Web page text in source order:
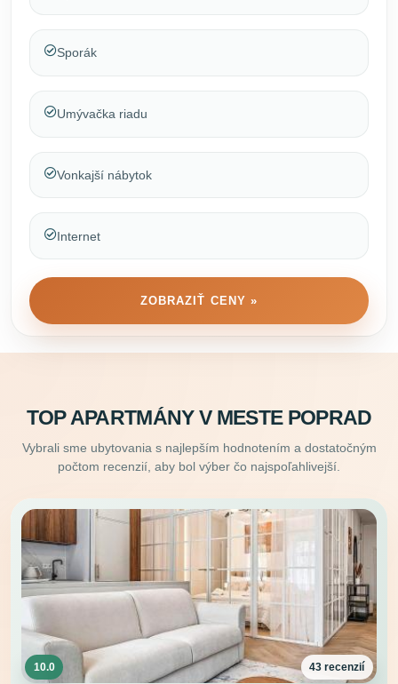
Sporák
Umývačka riadu
Vonkajší nábytok
Internet
ZOBRAZIŤ CENY »
TOP APARTMÁNY V MESTE POPRAD
Vybrali sme ubytovania s najlepším hodnotením a dostatočným
počtom recenzií, aby bol výber čo najspoľahlivejší.
10.0 43 recenzií